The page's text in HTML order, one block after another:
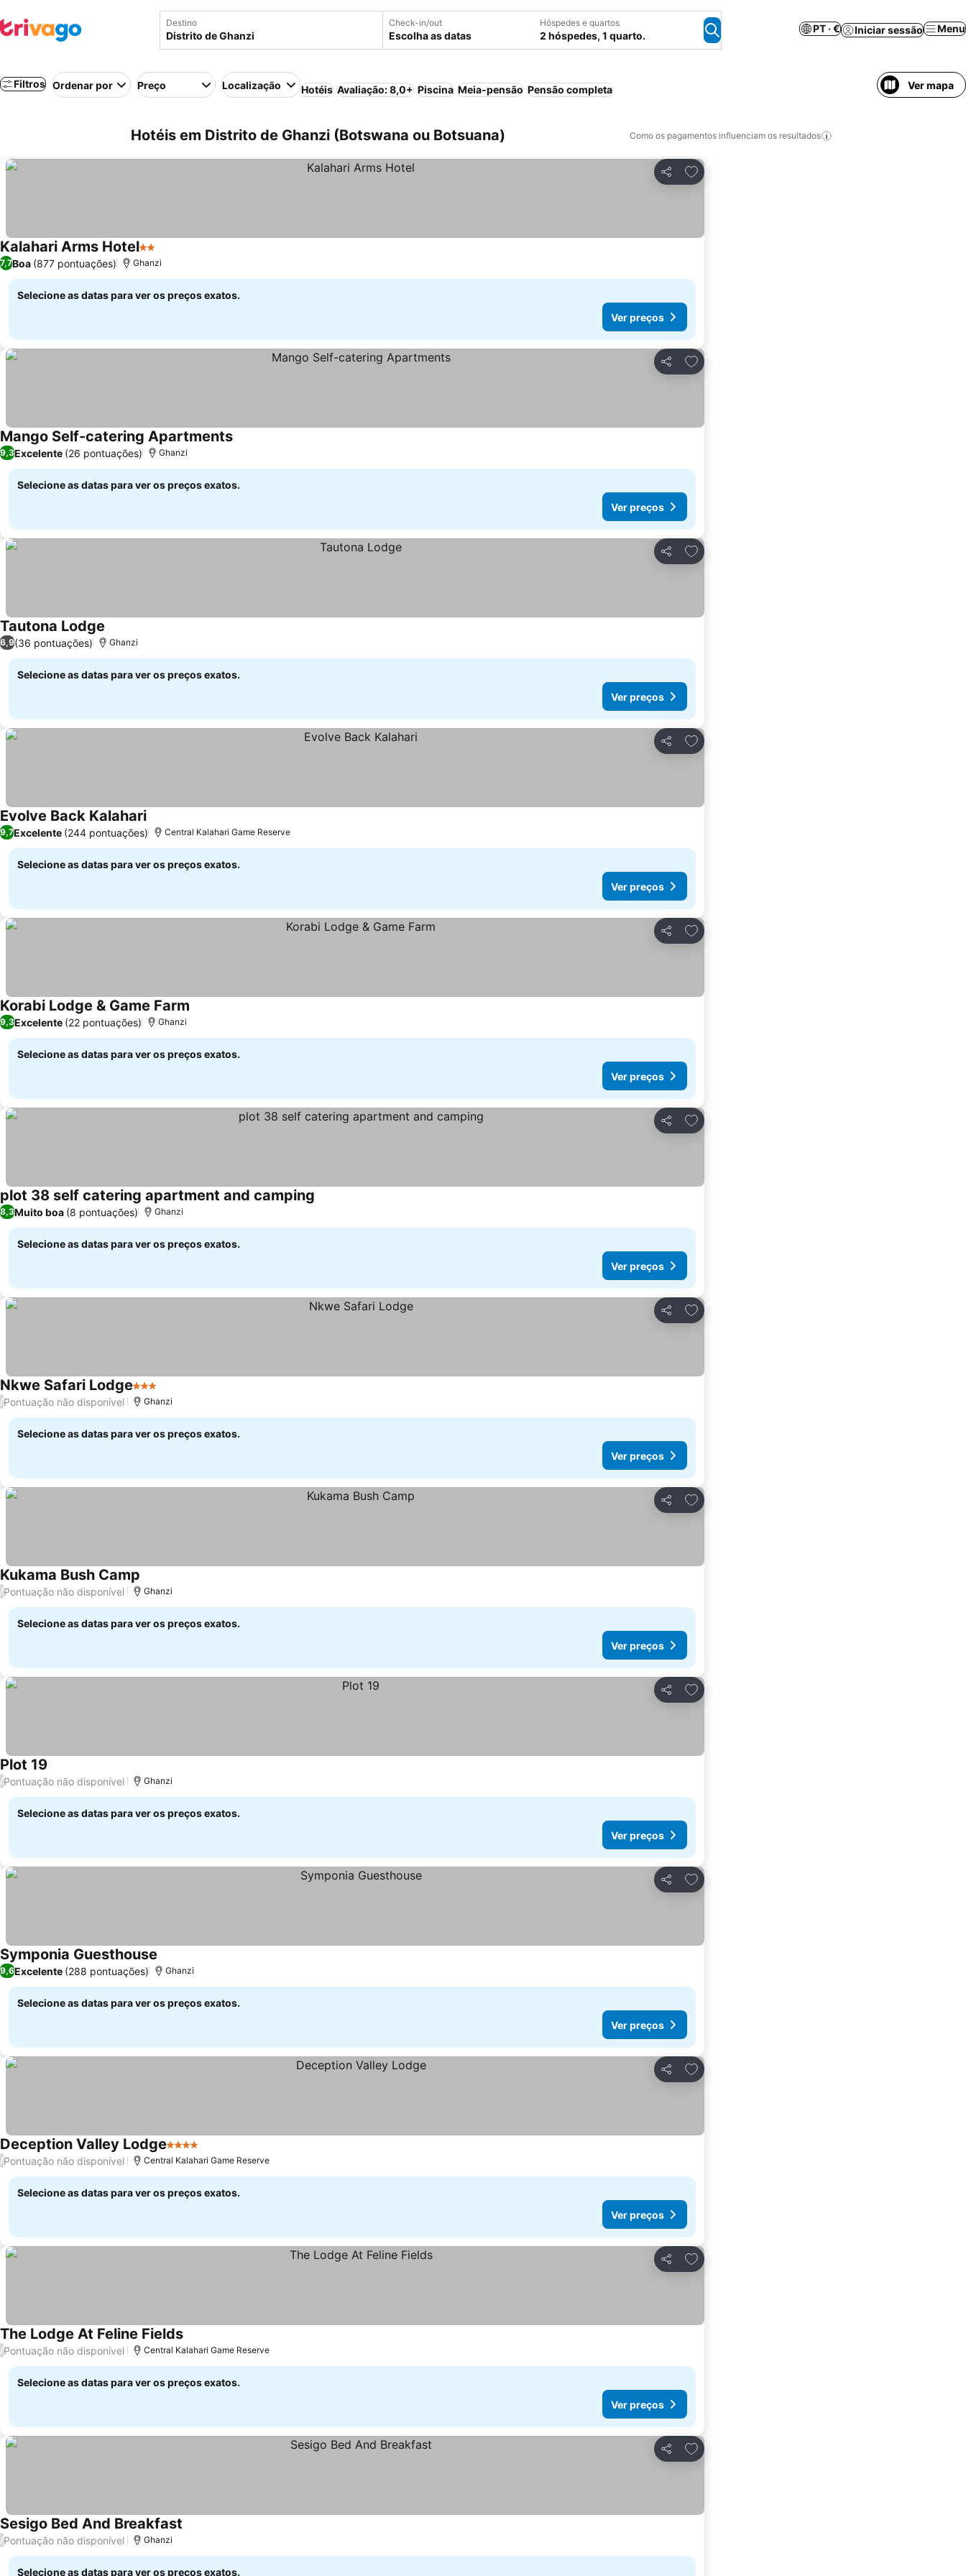
Destino Check-in/out
Escolha as datas
Hóspedes e quartos
2 hóspedes, 1 quarto.
PT · € Iniciar sessão Menu
Filtros Ordenar por Preço Localização Hotéis Avaliação: 8,0+ Piscina Meia-pensão Pensão completa Ver mapa
Hotéis em Distrito de Ghanzi (Botswana ou Botsuana) Como os pagamentos influenciam os resultados
Partilhar
Adicionar aos favoritos
Kalahari Arms Hotel2 Estrelas
7,7Boa (877 pontuações) Ghanzi
Selecione as datas para ver os preços exatos.
Ver preços
Partilhar
Adicionar aos favoritos
Mango Self-catering ApartmentsVer preços
9,3Excelente (26 pontuações) Ghanzi
Selecione as datas para ver os preços exatos.
Ver preços
Partilhar
Adicionar aos favoritos
Tautona LodgeVer preços
6,9(36 pontuações) Ghanzi
Selecione as datas para ver os preços exatos.
Ver preços
Partilhar
Adicionar aos favoritos
Evolve Back KalahariVer preços
9,7Excelente (244 pontuações) Central Kalahari Game Reserve
Selecione as datas para ver os preços exatos.
Ver preços
Partilhar
Adicionar aos favoritos
Korabi Lodge & Game Farm
9,3Excelente (22 pontuações) Ghanzi
Selecione as datas para ver os preços exatos.
Ver preços
Partilhar
Adicionar aos favoritos
plot 38 self catering apartment and camping
8,3Muito boa (8 pontuações) Ghanzi
Selecione as datas para ver os preços exatos.
Ver preços
Partilhar
Adicionar aos favoritos
Nkwe Safari Lodge3 Estrelas
/Pontuação não disponível Ghanzi
Selecione as datas para ver os preços exatos.
Ver preços
Partilhar
Adicionar aos favoritos
Kukama Bush Camp
/Pontuação não disponível Ghanzi
Selecione as datas para ver os preços exatos.
Ver preços
Partilhar
Adicionar aos favoritos
Plot 19
/Pontuação não disponível Ghanzi
Selecione as datas para ver os preços exatos.
Ver preços
Partilhar
Adicionar aos favoritos
Symponia GuesthouseVer preços
9,6Excelente (288 pontuações) Ghanzi
Selecione as datas para ver os preços exatos.
Ver preços
Partilhar
Adicionar aos favoritos
Deception Valley Lodge4 Estrelas
/Pontuação não disponível Central Kalahari Game Reserve
Selecione as datas para ver os preços exatos.
Ver preços
Partilhar
Adicionar aos favoritos
The Lodge At Feline FieldsVer preços
/Pontuação não disponível Central Kalahari Game Reserve
Selecione as datas para ver os preços exatos.
Ver preços
Partilhar
Adicionar aos favoritos
Sesigo Bed And Breakfast
/Pontuação não disponível Ghanzi
Selecione as datas para ver os preços exatos.